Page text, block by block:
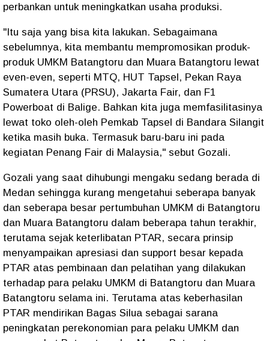
perbankan untuk meningkatkan usaha produksi.
"Itu saja yang bisa kita lakukan. Sebagaimana
sebelumnya, kita membantu mempromosikan produk-
produk UMKM Batangtoru dan Muara Batangtoru lewat
even-even, seperti MTQ, HUT Tapsel, Pekan Raya
Sumatera Utara (PRSU), Jakarta Fair, dan F1
Powerboat di Balige. Bahkan kita juga memfasilitasinya
lewat toko oleh-oleh Pemkab Tapsel di Bandara Silangit
ketika masih buka. Termasuk baru-baru ini pada
kegiatan Penang Fair di Malaysia," sebut Gozali.
Gozali yang saat dihubungi mengaku sedang berada di
Medan sehingga kurang mengetahui seberapa banyak
dan seberapa besar pertumbuhan UMKM di Batangtoru
dan Muara Batangtoru dalam beberapa tahun terakhir,
terutama sejak keterlibatan PTAR, secara prinsip
menyampaikan apresiasi dan support besar kepada
PTAR atas pembinaan dan pelatihan yang dilakukan
terhadap para pelaku UMKM di Batangtoru dan Muara
Batangtoru selama ini. Terutama atas keberhasilan
PTAR mendirikan Bagas Silua sebagai sarana
peningkatan perekonomian para pelaku UMKM dan